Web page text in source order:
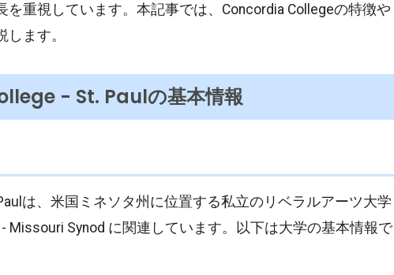
を重視しています。本記事では、Concordia Collegeの特徴や
ます。
- St. Paulの基本情報
は、米国ミネソタ州に位置する私立のリベラルアーツ大学
- Missouri Synod に関連しています。以下は大学の基本情報で